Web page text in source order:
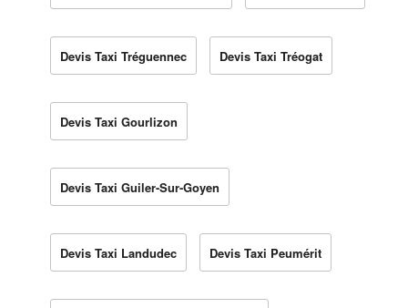
Devis Taxi Tréguennec Devis Taxi Tréogat
Devis Taxi Gourlizon
Devis Taxi Guiler-Sur-Goyen
Devis Taxi Landudec Devis Taxi Peumérit